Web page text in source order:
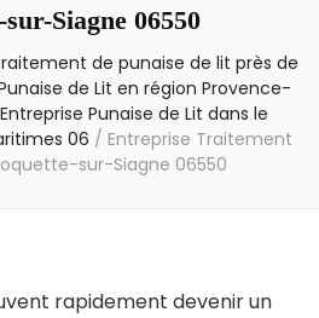
Siagne 06550
de punaise de lit près de
de Lit en région Provence-
Entreprise Punaise de Lit dans le
06 / Entreprise Traitement
sur-Siagne 06550
rapidement devenir un